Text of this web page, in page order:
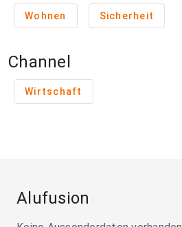
Wohnen Sicherheit
Channel
Wirtschaft
Alufusion